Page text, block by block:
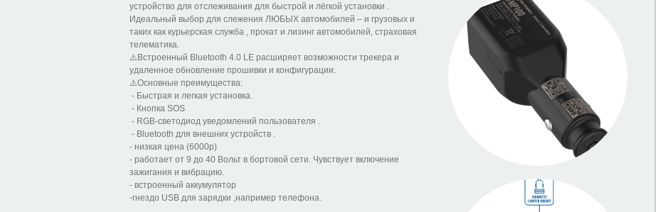
устройство для отслеживания для быстрой и лёгкой установки .
Идеальный выбор для слежения ЛЮБЫХ автомобилей – и грузовых и
таких как курьерская служба , прокат и лизинг автомобилей, страховая
телематика.
⚠️Встроенный Bluetooth 4.0 LE расширяет возможности трекера и
удаленное обновление прошивки и конфигурации.
⚠️Основные преимущества:
- Быстрая и легкая установка.
- Кнопка SOS
- RGB-светодиод уведомлений пользователя .
- Bluetooth для внешних устройств .
- низкая цена (6000р)
- работает от 9 до 40 Вольт в бортовой сети. Чувствует включение
зажигания и вибрацию.
- встроенный аккумулятор
-гнездо USB для зарядки ,например телефона.